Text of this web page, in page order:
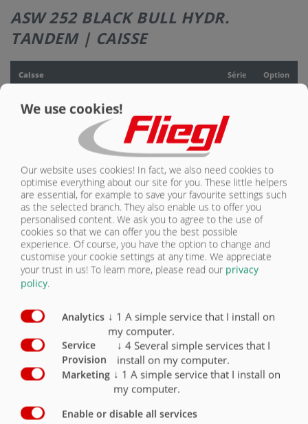
CONTACT
ASW 252 BLACK BULL HYDR.
TANDEM | CAISSE
Caisse Série Option
Benne 5215 - 5230 x 2370 x 1150 mm
fond 6 mm, parois latérales 4 mm d’épaisseur, acier
très résistant à l’usure 400-450HB
X
Fond coulissant hydraulique 2000 mm pour
matériaux lourds ASW en acier très résistant à l’usure
400-450 HB peint gris Nova
X
Porte arrière hydraulique en 2 parties X
Peinture RAL 9005 noir foncé X
Peinture RAL 7035 gris clair O
Peinture RAL, couleur au choix
Tôles de centrage vissées avec la porte arrière pour la
construction de routes (largeur d’épandage env. 2 m)
Cale de dosage vissée pour la construction de routes
(remplissage des voies de circulation)
We use cookies!
Our website uses cookies! In fact, we also need cookies to
optimise everything about our site for you. These little helpers
are essential, for example to save your favourite settings such
as the selected branch. They also enable us to offer you
personalised content. We ask you to agree to the use of
cookies so that we can offer you the best possible
experience. Of course, you have the option to change and
customise your cookie settings at any time. We appreciate
your trust in us! To learn more, please read our privacy
policy.
Analytics ↓ 1 A simple service that I install on
my computer.
Service
Provision
↓ 4 Several simple services that I
install on my computer.
Marketing ↓ 1 A simple service that I install on
my computer.
Enable or disable all services